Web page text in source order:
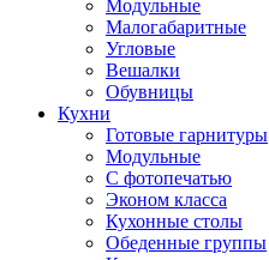
Модульные
Малогабаритные
Угловые
Вешалки
Обувницы
Кухни
Готовые гарнитуры
Модульные
С фотопечатью
Эконом класса
Кухонные столы
Обеденные группы